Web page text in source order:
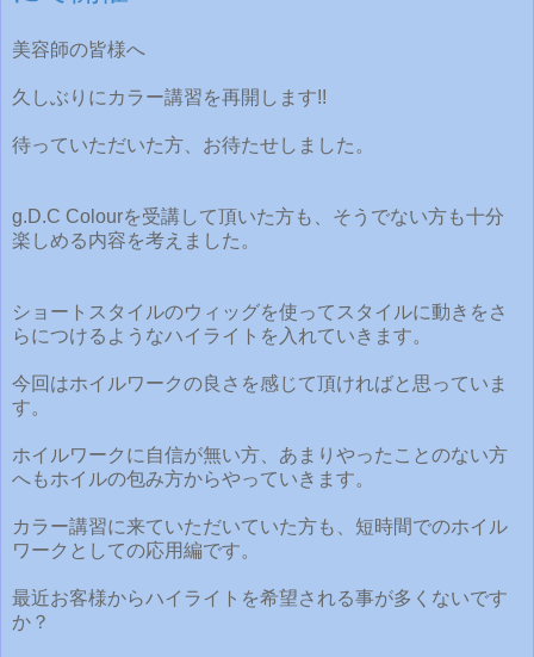
美容師の皆様へ
久しぶりにカラー講習を再開します!!
待っていただいた方、お待たせしました。
g.D.C Colourを受講して頂いた方も、そうでない方も十分
楽しめる内容を考えました。
ショートスタイルのウィッグを使ってスタイルに動きをさ
らにつけるようなハイライトを入れていきます。
今回はホイルワークの良さを感じて頂ければと思っていま
す。
ホイルワークに自信が無い方、あまりやったことのない方
へもホイルの包み方からやっていきます。
カラー講習に来ていただいていた方も、短時間でのホイル
ワークとしての応用編です。
最近お客様からハイライトを希望される事が多くないです
か？